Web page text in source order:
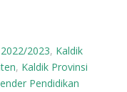
2023, Kaldik
, Kaldik Provinsi
Pendidikan